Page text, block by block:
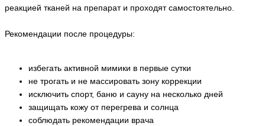
реакцией тканей на препарат и проходят самостоятельно.
Рекомендации после процедуры:
избегать активной мимики в первые сутки
не трогать и не массировать зону коррекции
исключить спорт, баню и сауну на несколько дней
защищать кожу от перегрева и солнца
соблюдать рекомендации врача